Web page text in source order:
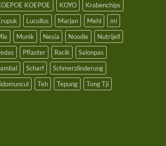
KOEPOE
KOYO
Krabenchips
Lucullus Marjan Mehl
mi
Munik Nesia Noodle
Nutrijell
Pflaster Racik
Salonpas
Scharf
Schmerzlinderung
Teh Tepung Tong Tji